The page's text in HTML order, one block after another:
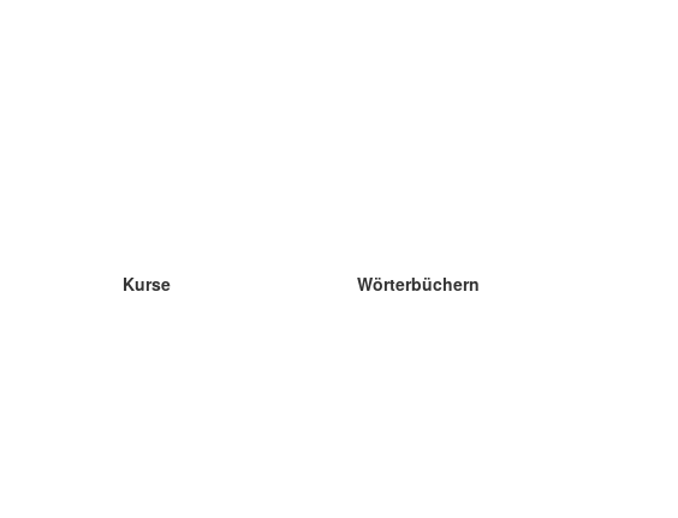
Kurse
Wörterbüchern